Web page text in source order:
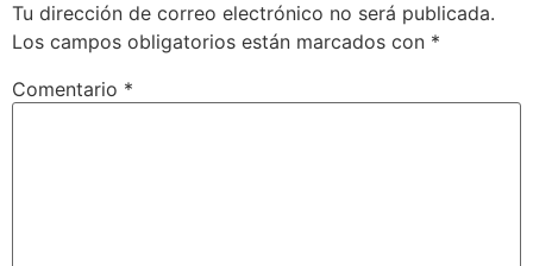
Tu dirección de correo electrónico no será publicada.
Los campos obligatorios están marcados con *
Comentario *